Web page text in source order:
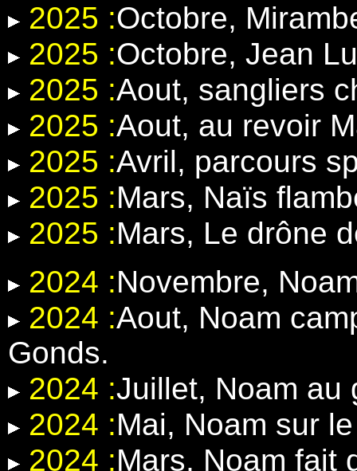
2025 :Octobre,
2025 :Octobre, Jean
2025 :Aout, sangliers
2025 :Aout, au revoir
2025 :Avril, parcours
2025 :Mars, Naïs
2025 :Mars, Le drône
2024 :Novembre,
2024 :Aout, Noam
Gonds.
2024 :Juillet, Noam au
2024 :Mai, Noam sur
2024 :Mars, Noam fait